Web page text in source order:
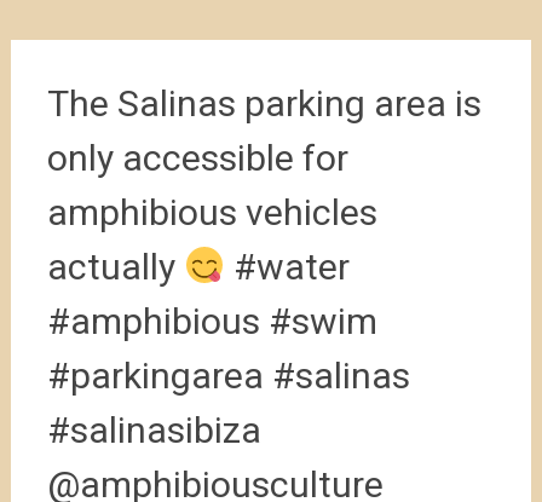
The Salinas parking area is
only accessible for
amphibious vehicles
actually
#water
#amphibious #swim
#parkingarea #salinas
#salinasibiza
@amphibiousculture